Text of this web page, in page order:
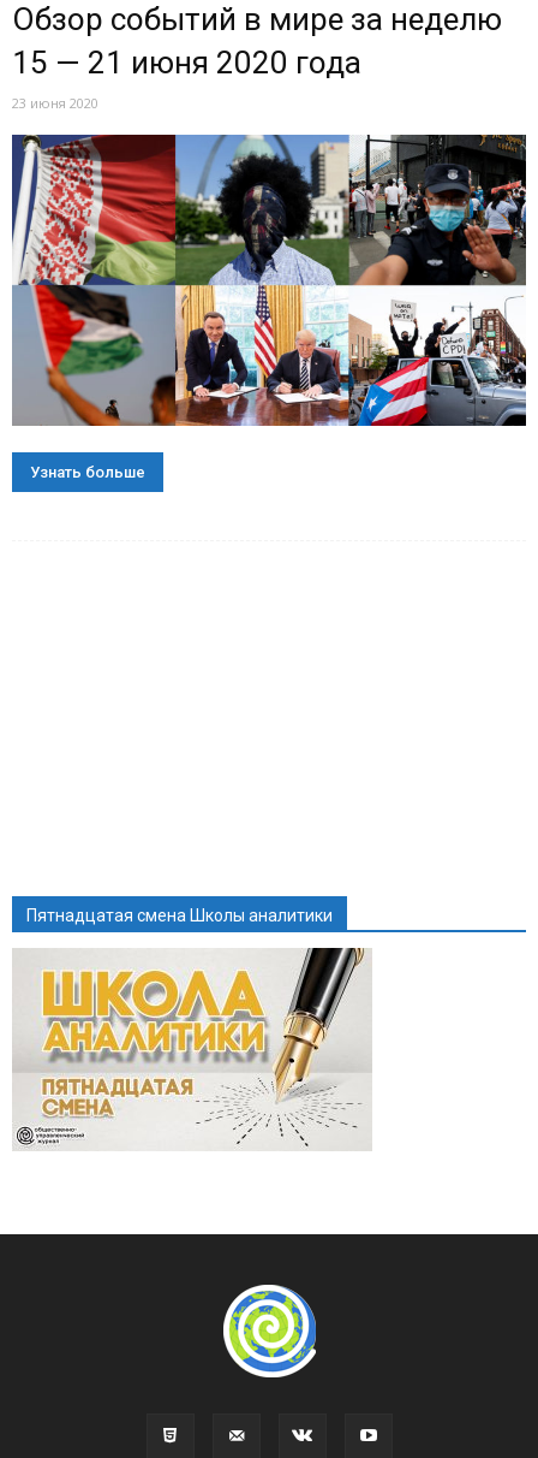
Обзор событий в мире за неделю
15 — 21 июня 2020 года
23 июня 2020
Узнать больше
Пятнадцатая смена Школы аналитики